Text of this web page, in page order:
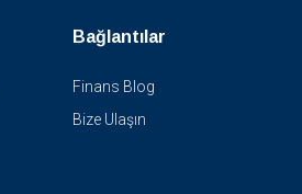
Bağlantılar
Finans Blog
Bize Ulaşın